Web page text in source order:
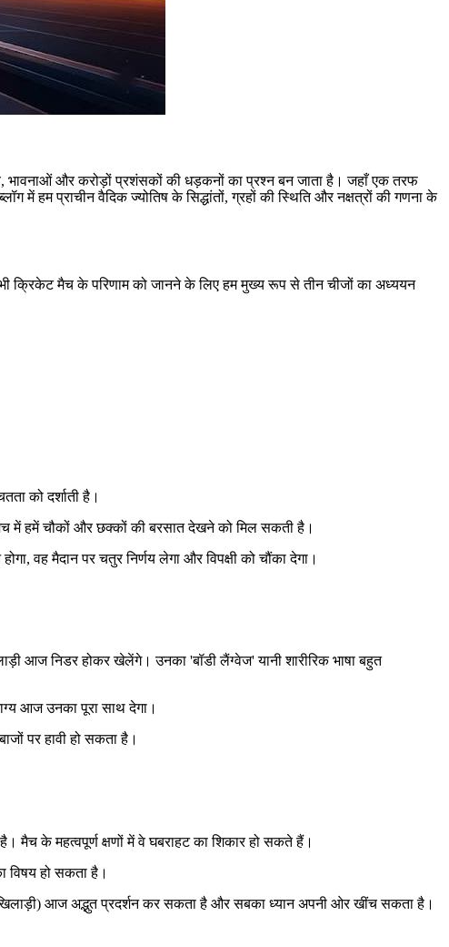
भावनाओं और करोड़ों प्रशंसकों की धड़कनों का प्रश्न बन जाता है। जहाँ एक तरफ
हम प्राचीन वैदिक ज्योतिष के सिद्धांतों, ग्रहों की स्थिति और नक्षत्रों की गणना के
क्रिकेट मैच के परिणाम को जानने के लिए हम मुख्य रूप से तीन चीजों का अध्ययन
को दर्शाती है।
में हमें चौकों और छक्कों की बरसात देखने को मिल सकती है।
वह मैदान पर चतुर निर्णय लेगा और विपक्षी को चौंका देगा।
आज निडर होकर खेलेंगे। उनका 'बॉडी लैंग्वेज' यानी शारीरिक भाषा बहुत
आज उनका पूरा साथ देगा।
पर हावी हो सकता है।
मैच के महत्वपूर्ण क्षणों में वे घबराहट का शिकार हो सकते हैं।
विषय हो सकता है।
आज अद्भुत प्रदर्शन कर सकता है और सबका ध्यान अपनी ओर खींच सकता है।